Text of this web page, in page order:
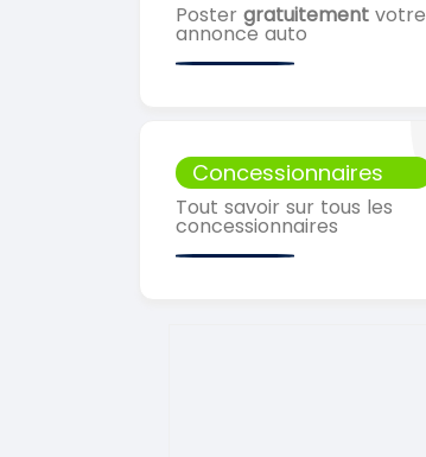
Poster gratuitement votre
annonce auto
Concessionnaires
Tout savoir sur tous les
concessionnaires